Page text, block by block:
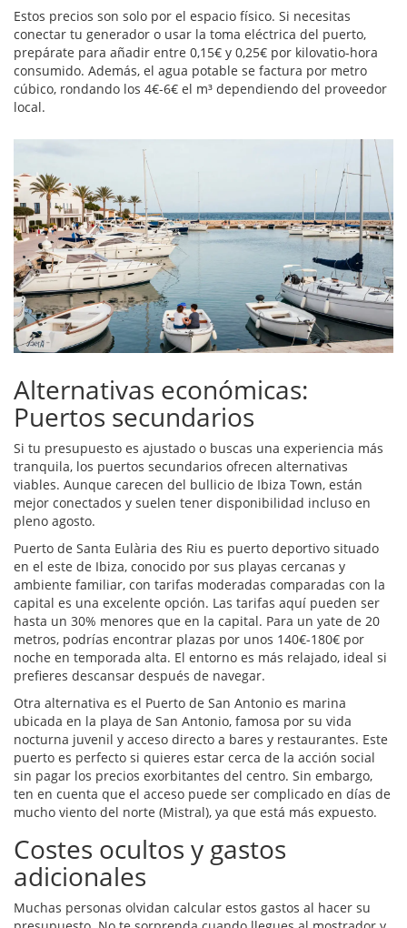
Estos precios son solo por el espacio físico. Si necesitas
conectar tu generador o usar la toma eléctrica del puerto,
prepárate para añadir entre 0,15€ y 0,25€ por kilovatio-hora
consumido. Además, el agua potable se factura por metro
cúbico, rondando los 4€-6€ el m³ dependiendo del proveedor
local.
Alternativas económicas:
Puertos secundarios
Si tu presupuesto es ajustado o buscas una experiencia más
tranquila, los puertos secundarios ofrecen alternativas
viables. Aunque carecen del bullicio de Ibiza Town, están
mejor conectados y suelen tener disponibilidad incluso en
pleno agosto.
Puerto de Santa Eulària des Riu es puerto deportivo situado
en el este de Ibiza, conocido por sus playas cercanas y
ambiente familiar, con tarifas moderadas comparadas con la
capital es una excelente opción. Las tarifas aquí pueden ser
hasta un 30% menores que en la capital. Para un yate de 20
metros, podrías encontrar plazas por unos 140€-180€ por
noche en temporada alta. El entorno es más relajado, ideal si
prefieres descansar después de navegar.
Otra alternativa es el Puerto de San Antonio es marina
ubicada en la playa de San Antonio, famosa por su vida
nocturna juvenil y acceso directo a bares y restaurantes. Este
puerto es perfecto si quieres estar cerca de la acción social
sin pagar los precios exorbitantes del centro. Sin embargo,
ten en cuenta que el acceso puede ser complicado en días de
mucho viento del norte (Mistral), ya que está más expuesto.
Costes ocultos y gastos
adicionales
Muchas personas olvidan calcular estos gastos al hacer su